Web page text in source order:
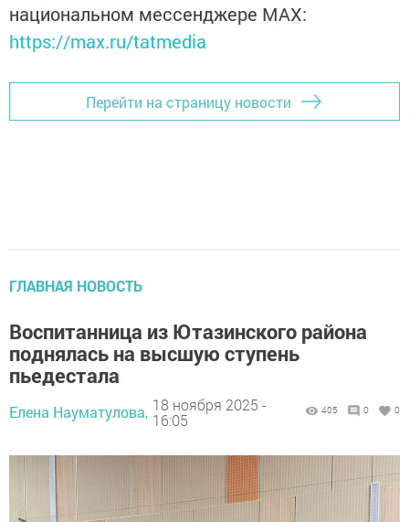
национальном мессенджере MАХ:
https://max.ru/tatmedia
Перейти на страницу новости
ГЛАВНАЯ НОВОСТЬ
Воспитанница из Ютазинского района
поднялась на высшую ступень
пьедестала
Елена Науматулова, 18 ноября 2025 -
16:05
405 0 0